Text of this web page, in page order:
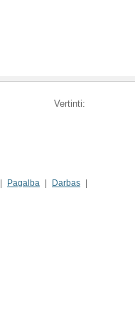
Vertinti:
Pagalba
Darbas